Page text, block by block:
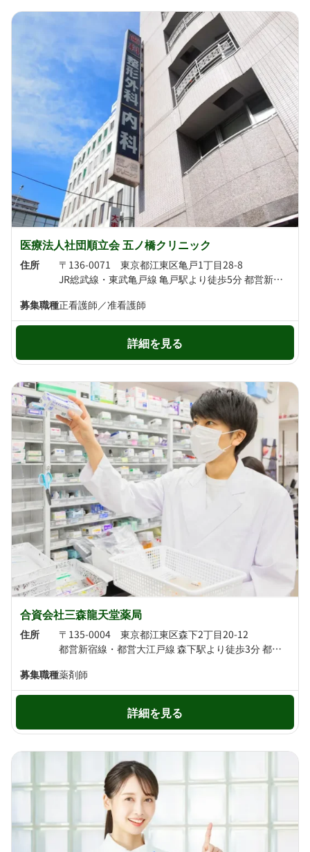
医療法人社団順立会 五ノ橋クリニック
住所
〒136-0071 東京都江東区亀戸1丁目28-8
JR総武線・東武亀戸線 亀戸駅より徒歩5分 都営新宿線 西大島駅より徒歩7分
募集職種正看護師／准看護師
詳細を見る
合資会社三森龍天堂薬局
住所
〒135-0004 東京都江東区森下2丁目20-12
都営新宿線・都営大江戸線 森下駅より徒歩3分 都営新宿線 菊川駅より徒歩7分
募集職種薬剤師
詳細を見る